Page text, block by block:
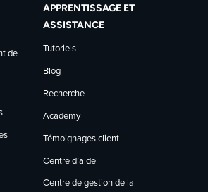
de
APPRENTISSAGE ET
ASSISTANCE
Tutoriels
Blog
Recherche
Academy
Témoignages client
Centre d’aide
Centre de gestion de la